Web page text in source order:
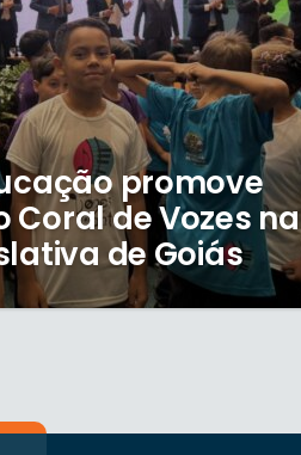
promove
de Vozes na
de Goiás